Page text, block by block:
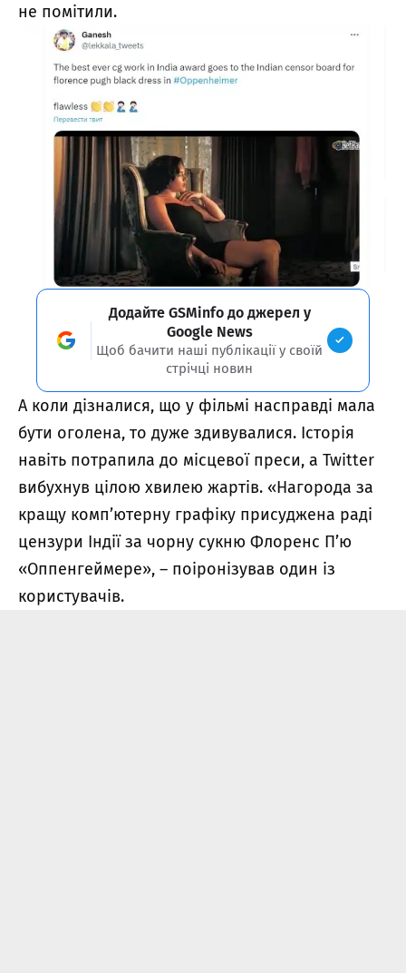
не помітили.
Додайте GSMinfo до джерел у
Google News
Щоб бачити наші публікації у своїй
стрічці новин
А коли дізналися, що у фільмі насправді мала
бути оголена, то дуже здивувалися. Історія
навіть потрапила до місцевої преси, а Twitter
вибухнув цілою хвилею жартів. «Нагорода за
кращу комп’ютерну графіку присуджена раді
цензури Індії за чорну сукню Флоренс П’ю
«Оппенгеймере», – поіронізував один із
користувачів.